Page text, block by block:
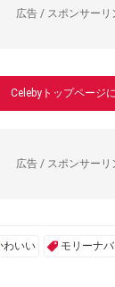
広告 / スポンサーリ
Celebyトップページ
広告 / スポンサーリ
わいい モリーナ